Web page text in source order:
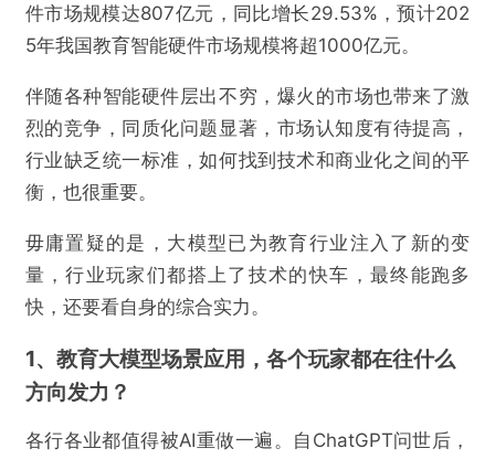
件市场规模达807亿元，同比增长29.53%，预计202
5年我国教育智能硬件市场规模将超1000亿元。
伴随各种智能硬件层出不穷，爆火的市场也带来了激
烈的竞争，同质化问题显著，市场认知度有待提高，
行业缺乏统一标准，如何找到技术和商业化之间的平
衡，也很重要。
毋庸置疑的是，大模型已为教育行业注入了新的变
量，行业玩家们都搭上了技术的快车，最终能跑多
快，还要看自身的综合实力。
1、教育大模型场景应用，各个玩家都在往什么
方向发力？
各行各业都值得被AI重做一遍。自ChatGPT问世后，